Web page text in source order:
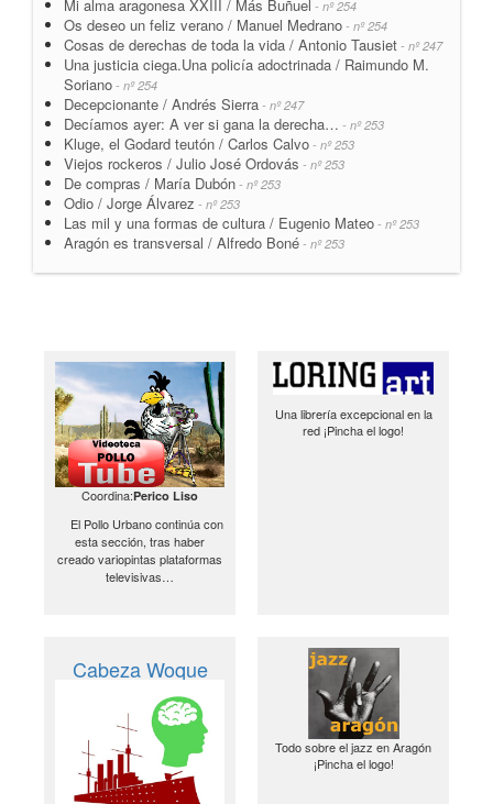
Mi alma aragonesa XXIII / Más Buñuel - nº 254
Os deseo un feliz verano / Manuel Medrano - nº 254
Cosas de derechas de toda la vida / Antonio Tausiet - nº 247
Una justicia ciega.Una policía adoctrinada / Raimundo M.
Soriano - nº 254
Decepcionante / Andrés Sierra - nº 247
Decíamos ayer: A ver si gana la derecha… - nº 253
Kluge, el Godard teutón / Carlos Calvo - nº 253
Viejos rockeros / Julio José Ordovás - nº 253
De compras / María Dubón - nº 253
Odio / Jorge Álvarez - nº 253
Las mil y una formas de cultura / Eugenio Mateo - nº 253
Aragón es transversal / Alfredo Boné - nº 253
Coordina:Perico Liso
El Pollo Urbano continúa con
esta sección, tras haber
creado variopintas plataformas
televisivas…
Una librería excepcional en la
red ¡Pincha el logo!
Cabeza Woque
Todo sobre el jazz en Aragón
¡Pincha el logo!